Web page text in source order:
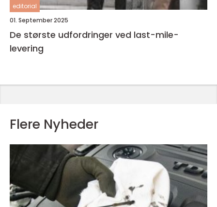
editorial
01. September 2025
De største udfordringer ved last-mile-
levering
Flere Nyheder